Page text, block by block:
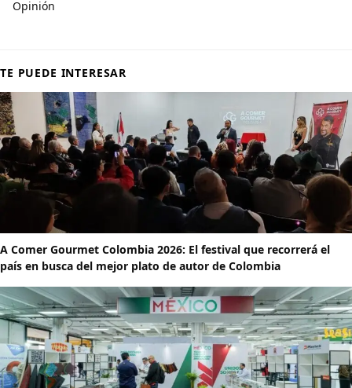
Opinión
TE PUEDE INTERESAR
A Comer Gourmet Colombia 2026: El festival que recorrerá el
país en busca del mejor plato de autor de Colombia